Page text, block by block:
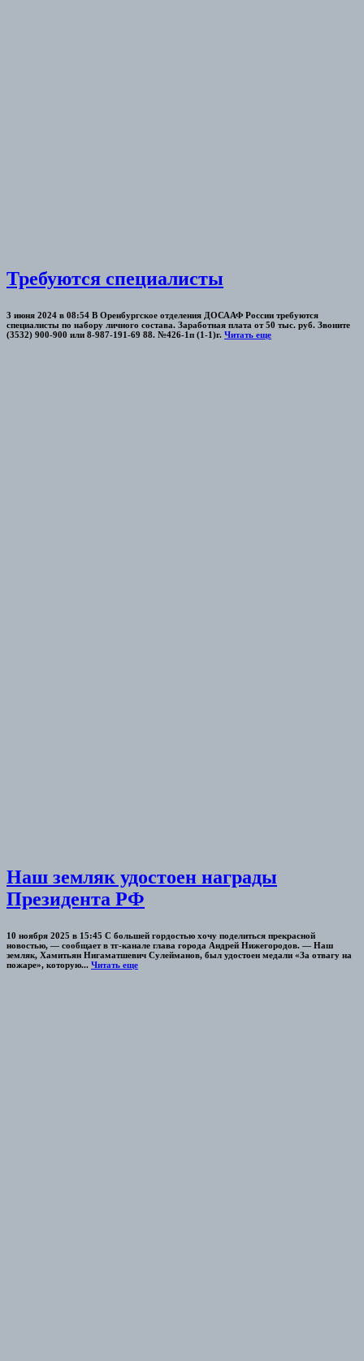
Требуются специалисты
3 июня 2024 в 08:54 В Оренбургское отделения ДОСААФ России требуются
специалисты по набору личного состава. Заработная плата от 50 тыс. руб. Звоните
(3532) 900-900 или 8-987-191-69 88. №426-1п (1-1)г. Читать еще
Наш земляк удостоен награды
Президента РФ
10 ноября 2025 в 15:45 С большей гордостью хочу поделиться прекрасной
новостью, — сообщает в тг-канале глава города Андрей Нижегородов. — Наш
земляк, Хамитьян Нигаматшевич Сулейманов, был удостоен медали «За отвагу на
пожаре», которую... Читать еще